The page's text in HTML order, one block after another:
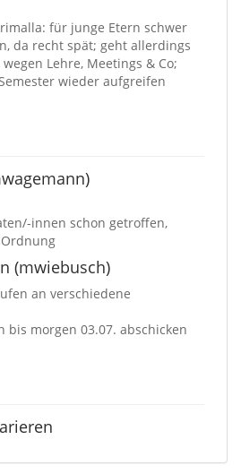
für junge Etern schwer
da recht spät; geht allerdings
Lehre, Meetings & Co;
wieder aufgreifen
innen schon getroffen,
(mwiebusch)
an verschiedene
bis morgen 03.07. abschicken